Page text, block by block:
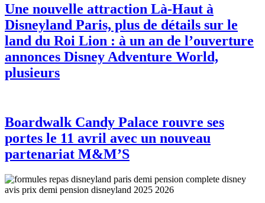
Une nouvelle attraction Là-Haut à
Disneyland Paris, plus de détails sur le
land du Roi Lion : à un an de l’ouverture
annonces Disney Adventure World,
plusieurs
Boardwalk Candy Palace rouvre ses
portes le 11 avril avec un nouveau
partenariat M&M’S